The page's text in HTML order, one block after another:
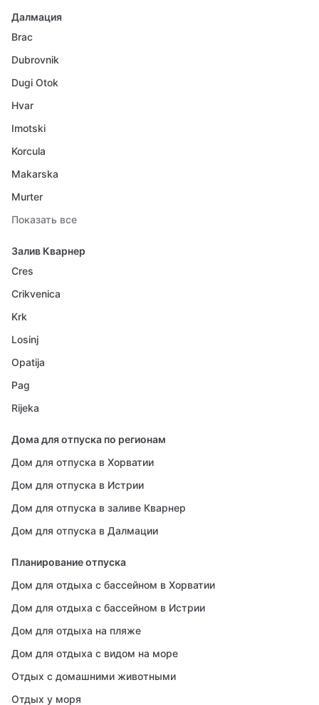
Далмация
Brac
Dubrovnik
Dugi Otok
Hvar
Imotski
Korcula
Makarska
Murter
Показать все
Залив Кварнер
Cres
Crikvenica
Krk
Losinj
Opatija
Pag
Rijeka
Дома для отпуска по регионам
Дом для отпуска в Хорватии
Дом для отпуска в Истрии
Дом для отпуска в заливе Кварнер
Дом для отпуска в Далмации
Планирование отпуска
Дом для отдыха с бассейном в Хорватии
Дом для отдыха с бассейном в Истрии
Дом для отдыха на пляже
Дом для отдыха с видом на море
Отдых с домашними животными
Отдых у моря